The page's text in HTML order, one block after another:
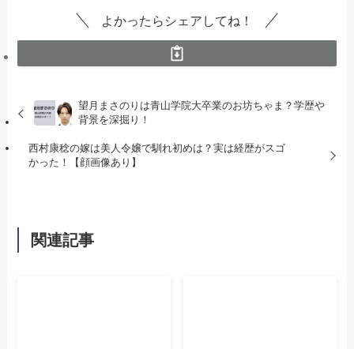
よかったらシェアしてね！
望月まさのりは青山学院大卒業のお坊ちゃま？学歴や
背景を深掘り！
西村康稔の嫁は美人令嬢で馴れ初めは？実は経歴がスゴ
かった！【顔画像あり】
関連記事